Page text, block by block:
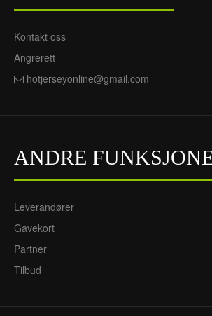
Kontakt oss
Angrerett
hotjerseyonline@gmail.com
ANDRE
Leverandører
Gavekort
Partner
Tilbud